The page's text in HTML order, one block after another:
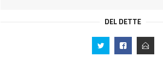
DEL DETTE